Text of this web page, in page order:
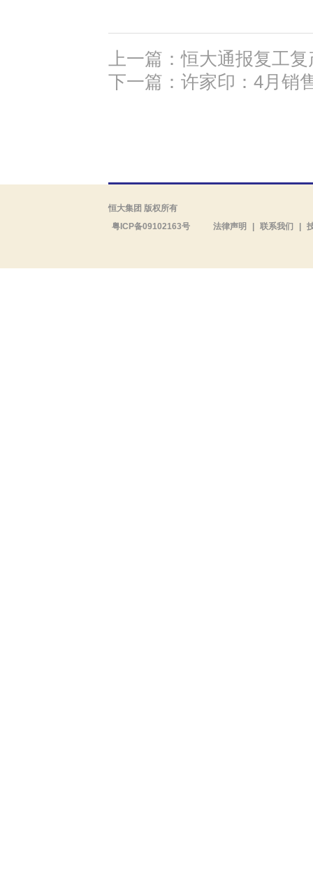
上一篇：恒大通报复工
下一篇：许家印：4月销
恒大集团 版权所有
粤ICP备09102163号
法律声明 联系我们